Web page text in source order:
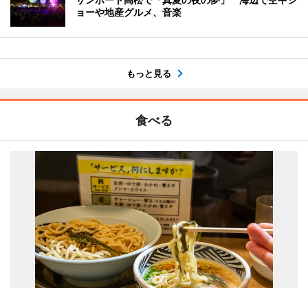
ョーや地産グルメ、音楽
もっと見る
食べる